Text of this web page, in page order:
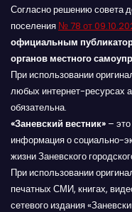
Согласно решению совета
поселения № 78 от
официальным
органов местного
При использовании
любых интернет-ресурсах
обязательна.
«Заневский вестник» –
информация о социально-
жизни Заневского
При использовании
печатных СМИ, книгах,
сетевого издания